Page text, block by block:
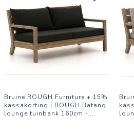
meerdere personen naast elkaar
X serie: Je kunt deze bank mooi
ROUGH X meubels voor één
Bruine ROUGH Furniture + 15%
kassakorting | ROUGH Batang
lounge tuinbank 160cm -...